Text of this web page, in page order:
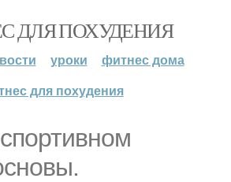
ДЛЯ ПОХУДЕНИЯ
уроки
фитнес дома
для похудения